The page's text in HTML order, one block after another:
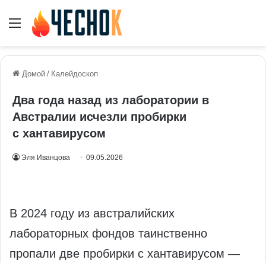
Меню
Домой / Калейдоскоп
Два года назад из лаборатории в
Австралии исчезли пробирки
с хантавирусом
Эля Иванцова 09.05.2026
В 2024 году из австралийских
лабораторных фондов таинственно
пропали две пробирки с хантавирусом —